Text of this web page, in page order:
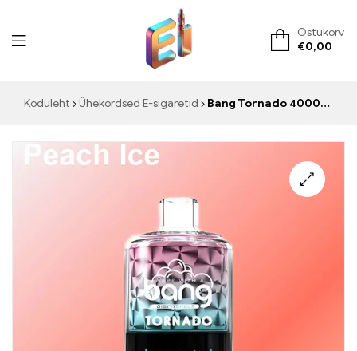
ElementVape.de
Ostukorv
€0,00
Koduleht Ühekordsed E-sigaretid Bang Tornado 40000 Peach Ice ühekordselt kasutatav Vape – Värskendav kombinatsioon mahlasest virsikust ja jahedast mündist